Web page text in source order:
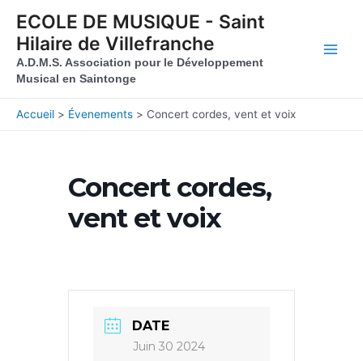
ECOLE DE MUSIQUE - Saint
Hilaire de Villefranche
A.D.M.S. Association pour le Développement
Musical en Saintonge
Accueil Évenements Concert cordes, vent et voix
Concert cordes,
vent et voix
DATE
Juin 30 2024